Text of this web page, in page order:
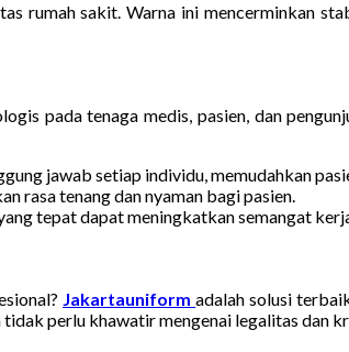
rumah sakit. Warna ini mencerminkan
pada tenaga medis, pasien, dan
jawab setiap individu, memudahkan
rasa tenang dan nyaman bagi pasien.
tepat dapat meningkatkan semangat
Jakartauniform adalah solusi
tidak perlu khawatir mengenai legalitas dan